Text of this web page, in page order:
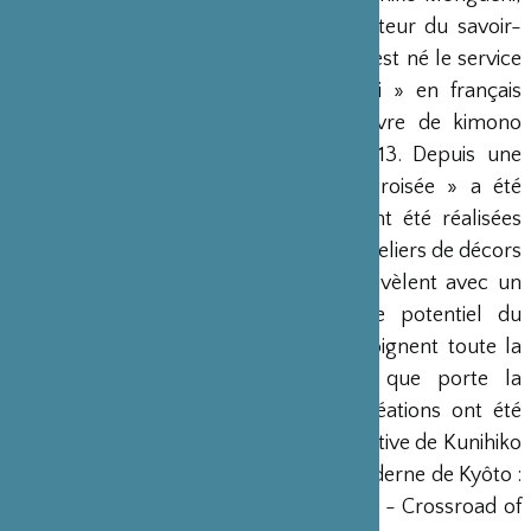
Trésor national vivant japonais, détenteur du savoir-
faire de Yûzen. De cette collaboration est né le service
à café « Minori ». Ce nom « Minori » en français
« fructification » provient d’une œuvre de kimono
réalisée par Maître Moriguchi en 2013. Depuis une
seconde phase de « Transmission croisée » a été
lancée. Douze nouvelles créations ont été réalisées
cette fois à l’initiative des artisans des ateliers de décors
de Sèvres. Ces nouvelles créations révèlent avec un
regard totalement contemporain, le potentiel du
patrimoine historique mais aussi témoignent toute la
puissance du savoir-faire séculaire que porte la
Manufacture de Sèvres. Certaines créations ont été
présentées au Japon dans la rétrospective de Kunihiko
Moriguchi au Musée National d’Art Moderne de Kyôto :
MORIGUCHI Kunihiko : Yuzen / Design - Crossroad of